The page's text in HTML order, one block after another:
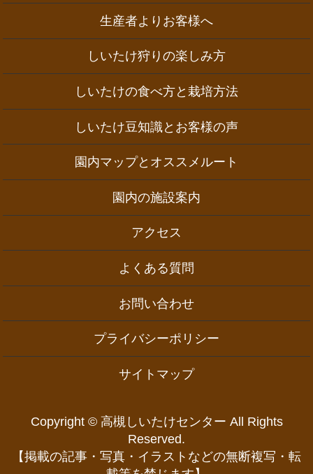
生産者よりお客様へ
しいたけ狩りの楽しみ方
しいたけの食べ方と栽培方法
しいたけ豆知識とお客様の声
園内マップとオススメルート
園内の施設案内
アクセス
よくある質問
お問い合わせ
プライバシーポリシー
サイトマップ
Copyright © 高槻しいたけセンター All Rights
Reserved.
【掲載の記事・写真・イラストなどの無断複写・転